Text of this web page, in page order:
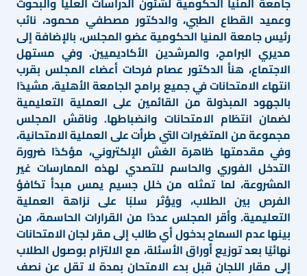
وعميد القطاع الطبي، والدكتور مصطفي محمود، نائب
رئيس جامعة المنيا الحكومية عضو المجلس، بالإضافة إلى
مديري البرامج، والمرشدين الأكاديميين. وفي مستهل
الاجتماع، هنأ الدكتور عصام فرحات أعضاء المجلس بقرب
انتهاء الامتحانات في جميع برامج الجامعة الأهلية، مشيدًا
بالجهود المبذولة من القائمين على العملية التعليمية
لضمان انتظام الامتحانات وانضباطها. وناقش المجلس
مجموعة من المتغيرات التي طرأت على العملية الامتحانية،
وفي مقدمتها ظاهرة الغش الإلكتروني، مؤكدًا ضرورة
التدخل الفوري والحاسم للتصدي لهذه الممارسات غير
المشروعة، لما تمثله من خلل جسيم يمس مبدأ تكافؤ
الفرص بين الطلاب، ويؤثر سلبًا على نزاهة العملية
التعليمية. وأقر المجلس عددًا من القرارات الحاسمة، من
بينها عدم السماح بدخول أي طالب إلى مقر لجان الامتحانات
نهائيًا بعد توزيع أوراق الأسئلة، مع الالتزام بوصول الطلاب
إلى مقار اللجان قبل بدء الامتحان بمدة لا تقل عن نصف